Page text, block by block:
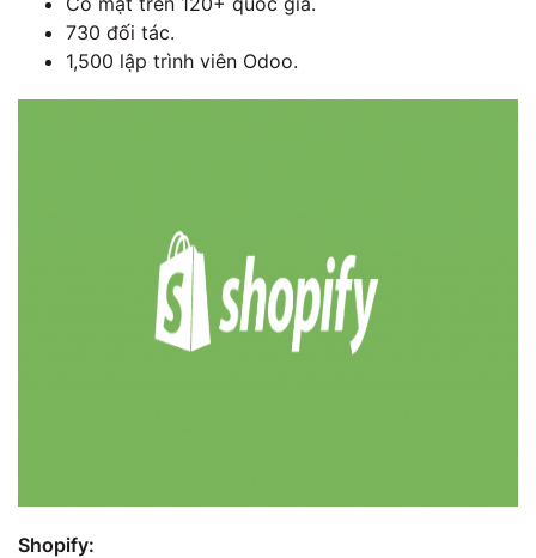
730 đối tác.
1,500 lập trình viên Odoo.
Shopify: